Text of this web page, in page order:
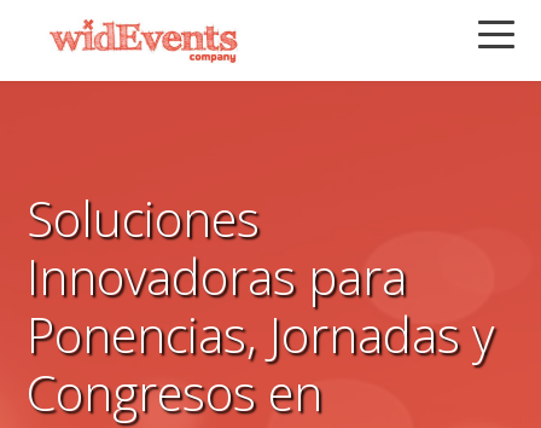
la
contenido
la
Soluciones
Innovadoras para
Ponencias, Jornadas y
Congresos en